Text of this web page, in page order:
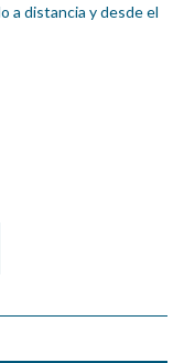
a distancia y desde el